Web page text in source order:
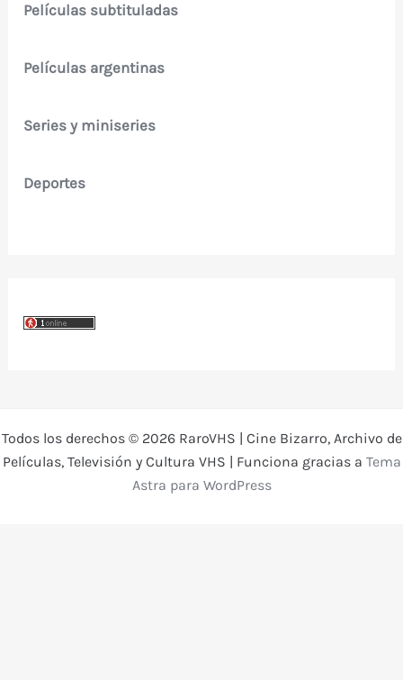
Películas subtituladas
Películas argentinas
Series y miniseries
Deportes
Todos los derechos © 2026 RaroVHS | Cine Bizarro, Archivo de
Películas, Televisión y Cultura VHS | Funciona gracias a Tema
Astra para WordPress